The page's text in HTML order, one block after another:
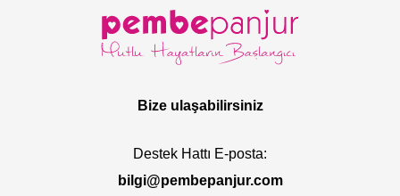
daha güçlü bir karakter ve artmış özsaygı olacaktır.
Bize ulaşabilirsiniz
Destek Hattı E-posta:
bilgi@pembepanjur.com